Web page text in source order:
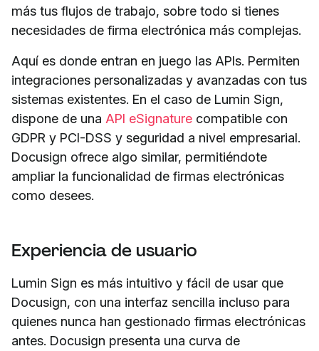
más tus flujos de trabajo, sobre todo si tienes
necesidades de firma electrónica más complejas.
Aquí es donde entran en juego las APIs. Permiten
integraciones personalizadas y avanzadas con tus
sistemas existentes. En el caso de Lumin Sign,
dispone de una API eSignature compatible con
GDPR y PCI-DSS y seguridad a nivel empresarial.
Docusign ofrece algo similar, permitiéndote
ampliar la funcionalidad de firmas electrónicas
como desees.
Experiencia de usuario
Lumin Sign es más intuitivo y fácil de usar que
Docusign, con una interfaz sencilla incluso para
quienes nunca han gestionado firmas electrónicas
antes. Docusign presenta una curva de